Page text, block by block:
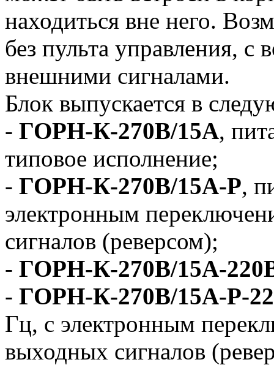
находиться вне него.
без пульта управления,
внешними сигналами.
Блок выпускается в
- ГОРН-К-270В/15А,
типовое исполнение;
- ГОРН-К-270В/15А-Р,
электронным
сигналов (реверсом);
- ГОРН-К-270В/15А-
- ГОРН-К-270В/15А-Р-
Гц, с электронным
выходных сигналов